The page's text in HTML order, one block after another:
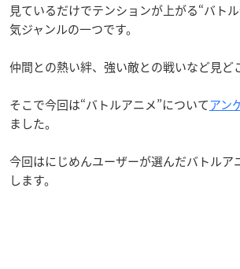
見ているだけでテンションが上がる“バト
気ジャンルの一つです。
仲間との熱い絆、強い敵との戦いなど見ど
そこで今回は“バトルアニメ”についてアン
ました。
今回はにじめんユーザーが選んだバトルア
します。